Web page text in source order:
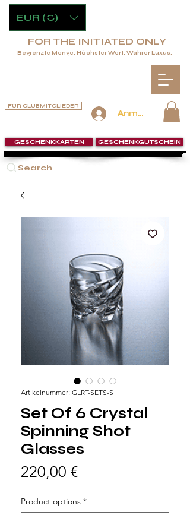
Anmelden
FÜR CLUBMITGLIEDER
Search
GESCHENKKARTEN GESCHENKGUTSCHEIN
FOR THE INITIATED ONLY
— Begrenzte Menge. Höchster Wert. Wahrer Luxus. —
EUR (€)
Artikelnummer: GLRT-SETS-S
Set Of 6 Crystal
Spinning Shot
Glasses
220,00 €Preis
Product options *